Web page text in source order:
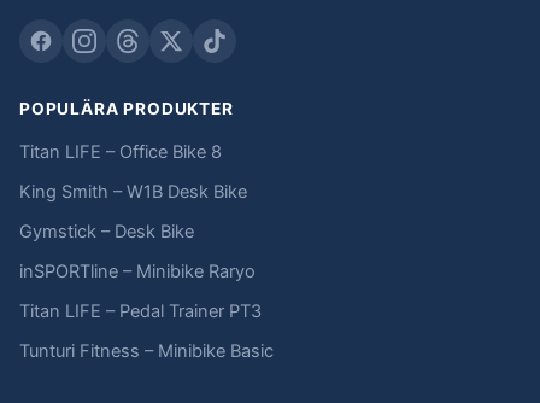
POPULÄRA PRODUKTER
Titan LIFE – Office Bike 8
King Smith – W1B Desk Bike
Gymstick – Desk Bike
inSPORTline – Minibike Raryo
Titan LIFE – Pedal Trainer PT3
Tunturi Fitness – Minibike Basic